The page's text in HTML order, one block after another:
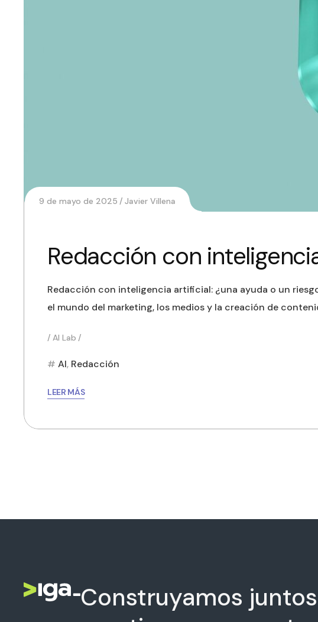
9 de mayo de 2025 Javier Villena
Redacción con
Redacción con inteligencia artificial: ¿una ayuda o un
el mundo del marketing, los medios y la creación de
AI Lab
AI, Redacción
LEER MÁS
Construyamos